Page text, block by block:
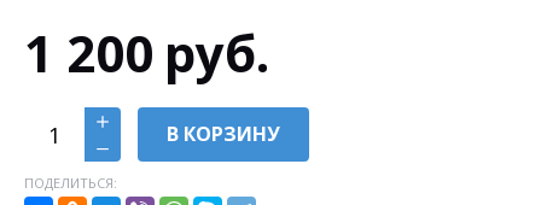
1 200 руб.
В КОРЗИНУ
ПОДЕЛИТЬСЯ: